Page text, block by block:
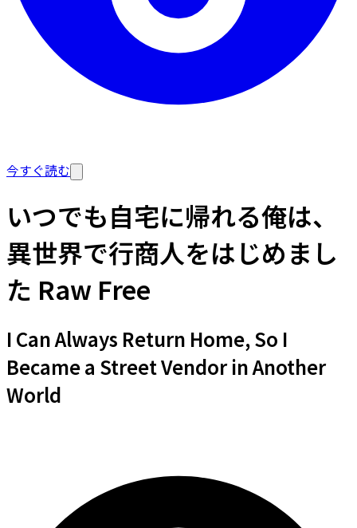
今すぐ読む
いつでも自宅に帰れる俺は、
異世界で行商人をはじめまし
た Raw Free
I Can Always Return Home, So I
Became a Street Vendor in Another
World